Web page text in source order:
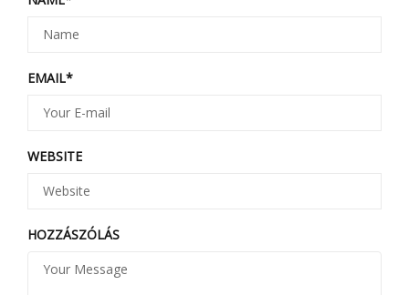
EMAIL*
WEBSITE
HOZZÁSZÓLÁS